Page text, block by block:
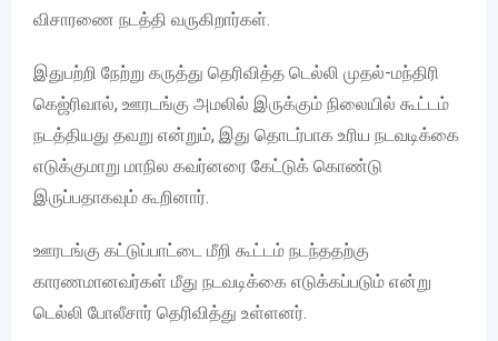
விசாரணை நடத்தி வருகிறார்கள்.
இதுபற்றி நேற்று கருத்து தெரிவித்த டெல்லி முதல்-மந்திரி
கெஜ்ரிவால், ஊரடங்கு அமலில் இருக்கும் நிலையில் கூட்டம்
நடத்தியது தவறு என்றும், இது தொடர்பாக உரிய நடவடிக்கை
எடுக்குமாறு மாநில கவர்னரை கேட்டுக் கொண்டு
இருப்பதாகவும் கூறினார்.
ஊரடங்கு கட்டுப்பாட்டை மீறி கூட்டம் நடந்ததற்கு
காரணமானவர்கள் மீது நடவடிக்கை எடுக்கப்படும் என்று
டெல்லி போலீசார் தெரிவித்து உள்ளனர்.